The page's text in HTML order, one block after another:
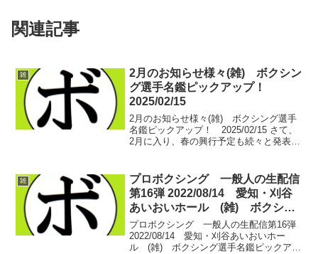
関連記事
雑
2月のお知らせ様々(雑) ボクシン
グ選手名鑑ピックアップ！
2025/02/15
2月のお知らせ様々(雑) ボクシング選手
名鑑ピックアップ！ 2025/02/15 さて、
2月に入り、春の興行予定も続々と発表さ
りました。春のラッシュに入る前に…と
いうわ...
雑
プロボクシング 一般人の生配信
第16弾 2022/08/14 愛知・刈谷
あいおいホール (雑) ボクシン
グ選手名鑑ピックアップ！
プロボクシング 一般人の生配信第16弾
2022/08/14 愛知・刈谷あいおいホー
ル (雑) ボクシング選手名鑑ピックアッ